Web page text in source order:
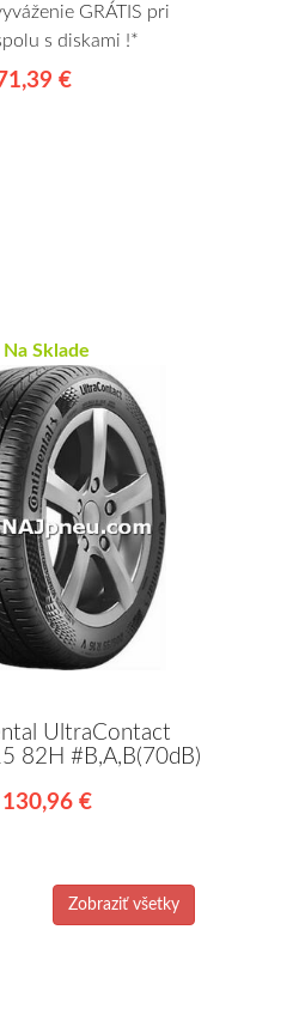
GRÁTIS pri
s diskami !*
€
Na Sklade
UltraContact
82H #B,A,B(70dB)
130,96 €
Zobraziť všetky